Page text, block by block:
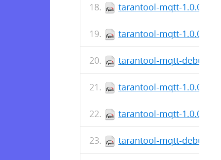
tarantool-mqtt-1.0.0-
tarantool-mqtt-1.0.0-
tarantool-mqtt-
tarantool-mqtt-1.0.0-
tarantool-mqtt-1.0.0-
tarantool-mqtt-